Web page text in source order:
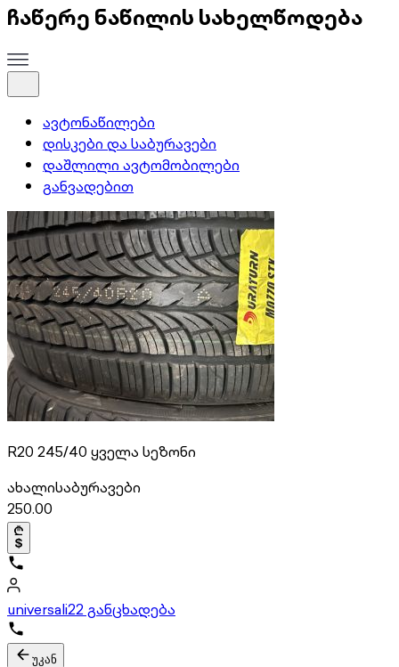
ჩაწერე ნაწილის სახელწოდება
ავტონაწილები
დისკები და საბურავები
დაშლილი ავტომობილები
განვადებით
R20 245/40 ყველა სეზონი
ახალისაბურავები
250.00
universali22 განცხადება
უკან